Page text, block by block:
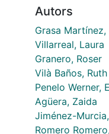
Autors
Grasa
Villarreal, Laura
Granero, Roser
Vilà Baños, Ruth
Penelo Werner,
Agüera, Zaida
Jiménez-
Romero